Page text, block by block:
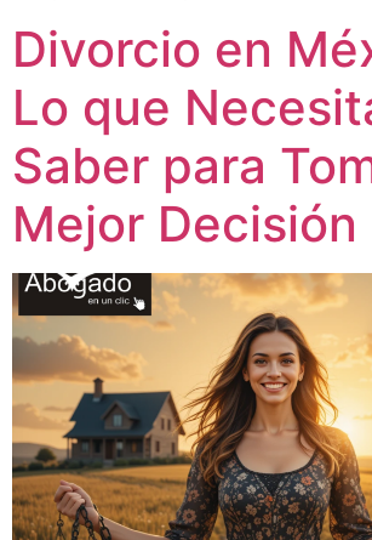
Divorcio en
Lo que
Saber para
Mejor Decisión